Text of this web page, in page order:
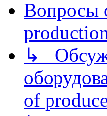
Вопросы
↳
of